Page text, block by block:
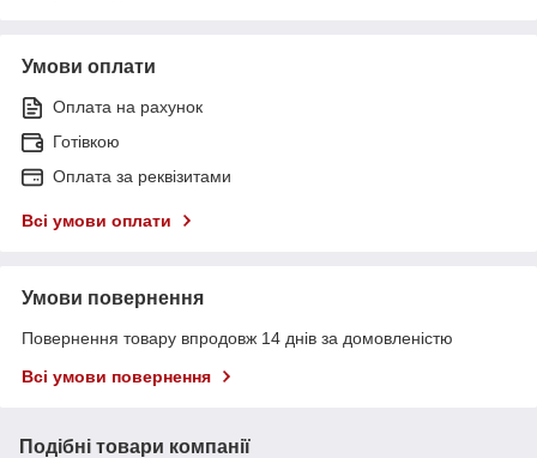
Умови оплати
Оплата на рахунок
Готівкою
Оплата за реквізитами
Всі умови оплати
Умови повернення
Повернення товару впродовж 14 днів за домовленістю
Всі умови повернення
Подібні товари компанії